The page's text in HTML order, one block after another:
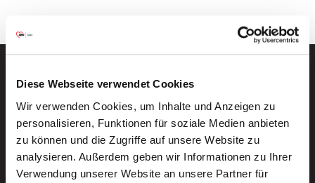
Diese Webseite verwendet Cookies
Wir verwenden Cookies, um Inhalte und Anzeigen zu
personalisieren, Funktionen für soziale Medien anbieten
zu können und die Zugriffe auf unsere Website zu
analysieren. Außerdem geben wir Informationen zu Ihrer
Verwendung unserer Website an unsere Partner für
Neue Stellen per E-Mail.
Ein kostenloser Service von AWO
Jobs.